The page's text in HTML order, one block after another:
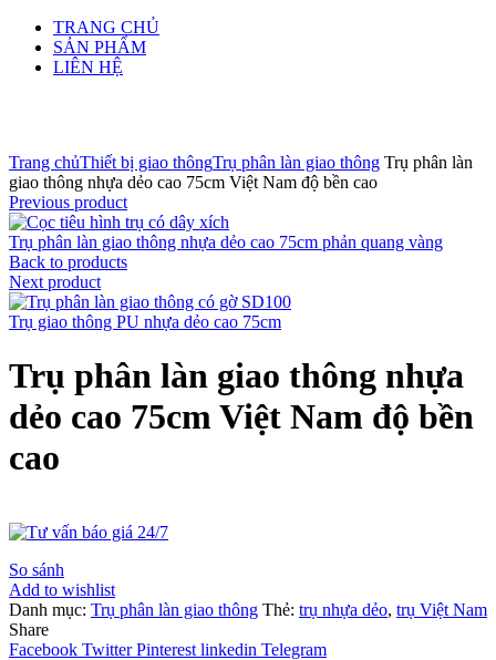
TRANG CHỦ
SẢN PHẨM
LIÊN HỆ
Trang chủThiết bị giao thôngTrụ phân làn giao thông Trụ phân làn
giao thông nhựa dẻo cao 75cm Việt Nam độ bền cao
Previous product
Trụ phân làn giao thông nhựa dẻo cao 75cm phản quang vàng
Back to products
Next product
Trụ giao thông PU nhựa dẻo cao 75cm
Trụ phân làn giao thông nhựa
dẻo cao 75cm Việt Nam độ bền
cao
So sánh
Add to wishlist
Danh mục: Trụ phân làn giao thông Thẻ: trụ nhựa dẻo, trụ Việt Nam
Share
Facebook Twitter Pinterest linkedin Telegram